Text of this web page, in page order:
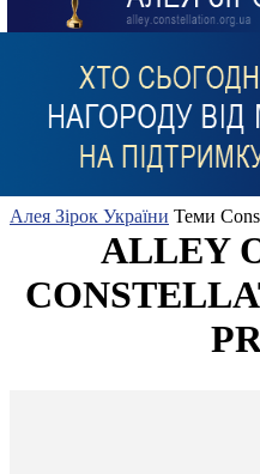
Алея Зірок України Теми
ALLEY